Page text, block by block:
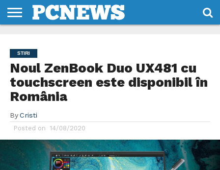
NOI
SI
CONDITII
STIRI
Noul ZenBook Duo UX481 cu
touchscreen este disponibil în
România
By Cristi
Posted on 14/08/2020